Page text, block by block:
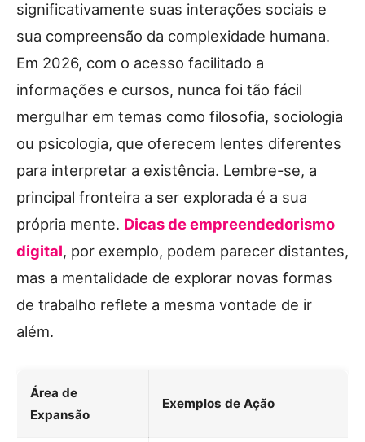
significativamente suas interações sociais e
sua compreensão da complexidade humana.
Em 2026, com o acesso facilitado a
informações e cursos, nunca foi tão fácil
mergulhar em temas como filosofia, sociologia
ou psicologia, que oferecem lentes diferentes
para interpretar a existência. Lembre-se, a
principal fronteira a ser explorada é a sua
própria mente. Dicas de empreendedorismo
digital, por exemplo, podem parecer distantes,
mas a mentalidade de explorar novas formas
de trabalho reflete a mesma vontade de ir
além.
Área de
Expansão
Exemplos de Ação